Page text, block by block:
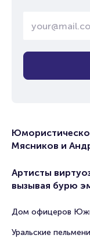
Мясников и
Артисты
вызывая бурю
Дом офицеров
Уральские